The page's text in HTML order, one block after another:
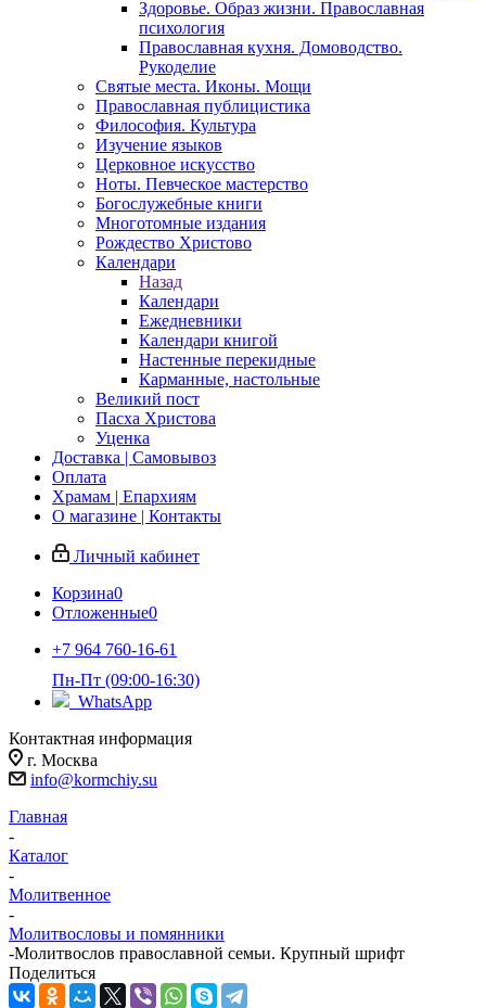
Здоровье. Образ жизни. Православная
психология
Православная кухня. Домоводство.
Рукоделие
Святые места. Иконы. Мощи
Православная публицистика
Философия. Культура
Изучение языков
Церковное искусство
Ноты. Певческое мастерство
Богослужебные книги
Многотомные издания
Рождество Христово
Календари
Назад
Календари
Ежедневники
Календари книгой
Настенные перекидные
Карманные, настольные
Великий пост
Пасха Христова
Уценка
Доставка | Самовывоз
Оплата
Храмам | Епархиям
О магазине | Контакты
Личный кабинет
Корзина0
Отложенные0
+7 964 760-16-61
Пн-Пт (09:00-16:30)
WhatsApp
Контактная информация
г. Москва
info@kormchiy.su
Главная
-
Каталог
-
Молитвенное
-
Молитвословы и помянники
-Молитвослов православной семьи. Крупный шрифт
Поделиться